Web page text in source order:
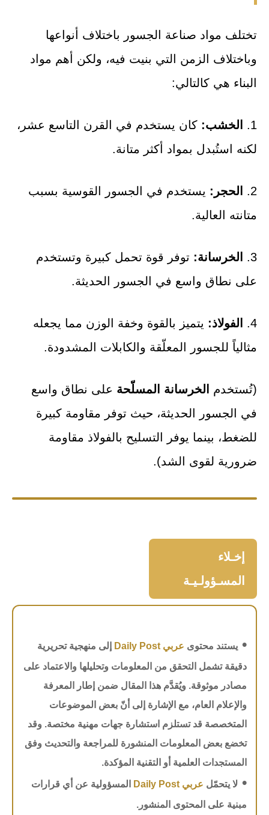
تختلف مواد صناعة الجسور باختلاف أنواعها
وباختلاف الزمن التي بنيت فيه، ولكن أهم مواد
البناء هي كالتالي:
1. الخشب: كان يستخدم في القرن التاسع عشر،
لكنه استُبدل بمواد أكثر متانة.
2. الحجر: يستخدم في الجسور القوسية بسبب
متانته العالية.
3. الخرسانة: توفر قوة تحمل كبيرة وتستخدم
على نطاق واسع في الجسور الحديثة.
4. الفولاذ: يتميز بالقوة وخفة الوزن مما يجعله
مثالياً للجسور المعلّقة والكابلات المشدودة.
(تُستخدم الخرسانة المسلّحة على نطاق واسع
في الجسور الحديثة، حيث توفر مقاومة كبيرة
للضغط، بينما يوفر التسليح بالفولاذ مقاومة
ضرورية لقوى الشد).
إخـلاء
المسـؤولـيـة
• يستند محتوى عربي Daily Post
إلى منهجية تحريرية
دقيقة تشمل التحقق من المعلومات وتحليلها والاعتماد على
مصادر موثوقة. ويُقدَّم هذا المقال ضمن إطار المعرفة
والإعلام العام، مع الإشارة إلى أنّ بعض الموضوعات
المتخصصة قد تستلزم استشارة جهات مهنية مختصة. وقد
تخضع بعض المعلومات المنشورة للمراجعة والتحديث وفق
المستجدات العلمية أو التقنية المؤكدة.
• لا يتحمّل عربي Daily Post
المسؤولية عن أي قرارات
مبنية على المحتوى المنشور.